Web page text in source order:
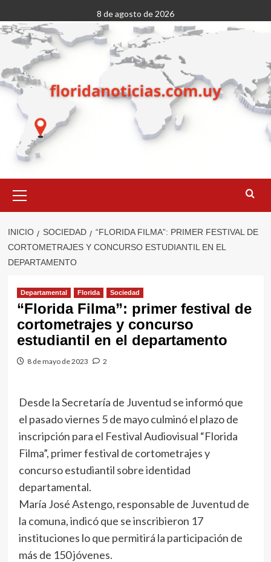
al
contenido
8 de agosto de 2026
primario
INICIO SOCIEDAD
“FLORIDA FILMA”: PRIMER FESTIVAL DE
CORTOMETRAJES Y CONCURSO ESTUDIANTIL EN EL
DEPARTAMENTO
Departamental Florida Sociedad
“Florida Filma”: primer festival de
cortometrajes y concurso
estudiantil en el departamento
8 de mayo de 2023 2
Desde la Secretaría de Juventud se informó que
el pasado viernes 5 de mayo culminó el plazo de
inscripción para el Festival Audiovisual “Florida
Filma”, primer festival de cortometrajes y
concurso estudiantil sobre identidad
departamental.
María José Astengo, responsable de Juventud de
la comuna, indicó que se inscribieron 17
instituciones lo que permitirá la participación de
más de 150 jóvenes.